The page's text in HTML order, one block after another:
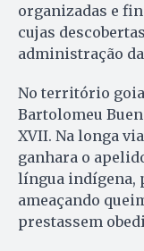
organizadas e
cujas
administração
No território
Bartolomeu
XVII. Na longa
ganhara o
língua indígena,
ameaçando
prestassem